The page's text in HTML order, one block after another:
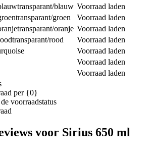
transparant/blauw Voorraad laden
transparant/groen
Voorraad laden
transparant/oranje Voorraad laden
transparant/rood
Voorraad laden
Voorraad laden
Voorraad laden
Voorraad laden
per {0}
voorraadstatus
voor Sirius 650 ml